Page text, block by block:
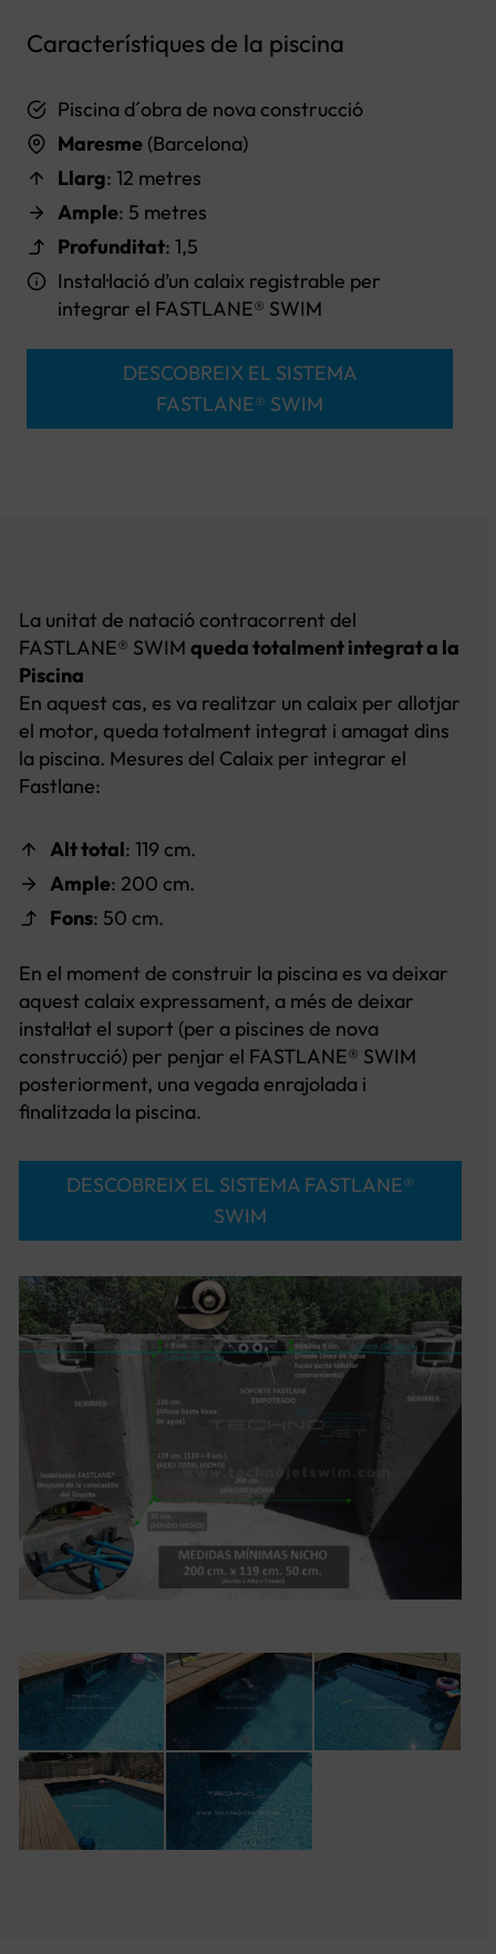
Característiques de la piscina
Piscina d´obra de nova construcció
Maresme (Barcelona)
Llarg: 12 metres
Ample: 5 metres
Profunditat: 1,5
Instal·lació d’un calaix registrable per
integrar el FASTLANE® SWIM
DESCOBREIX EL SISTEMA
FASTLANE® SWIM
La unitat de natació contracorrent del
FASTLANE® SWIM queda totalment integrat a la
Piscina
En aquest cas, es va realitzar un calaix per allotjar
el motor, queda totalment integrat i amagat dins
la piscina. Mesures del Calaix per integrar el
Fastlane:
Alt total: 119 cm.
Ample: 200 cm.
Fons: 50 cm.
En el moment de construir la piscina es va deixar
aquest calaix expressament, a més de deixar
instal·lat el suport (per a piscines de nova
construcció) per penjar el FASTLANE® SWIM
posteriorment, una vegada enrajolada i
finalitzada la piscina.
DESCOBREIX EL SISTEMA FASTLANE®
SWIM